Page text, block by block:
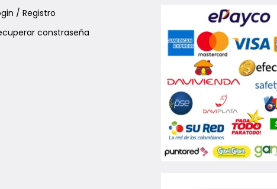
/ Registro
constraseña